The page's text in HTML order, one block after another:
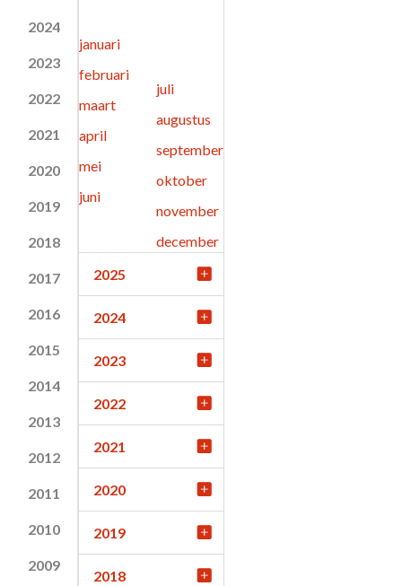
2024
2023
2022
2021
2020
2019
2018
2017
2016
2015
2014
2013
2012
2011
2010
2009
januari
februari
maart
april
mei
juni
juli
augustus
september
oktober
november
december
2025
2024
2023
2022
2021
2020
2019
2018